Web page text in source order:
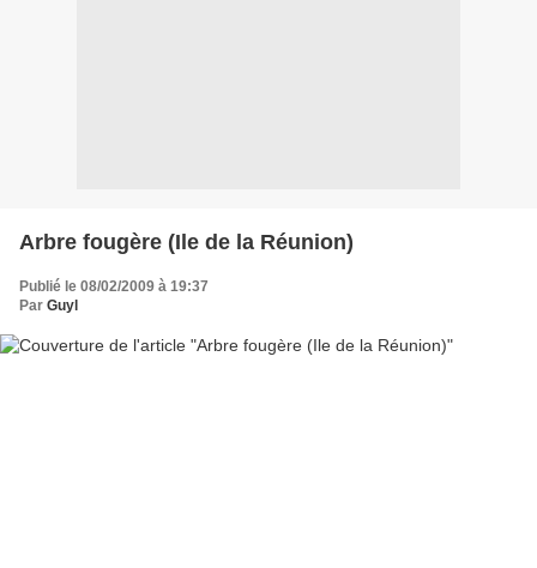
Arbre fougère (Ile de la Réunion)
Publié le 08/02/2009 à 19:37
Par Guyl